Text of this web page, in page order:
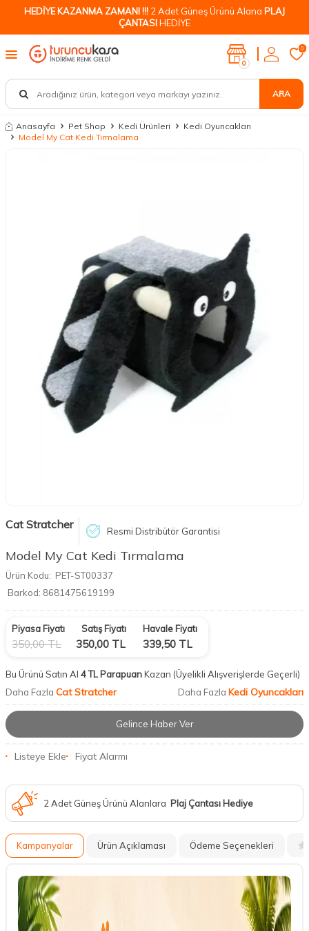
HEDİYE KAZANMA ZAMANI !!! 2 Adet Güneş Ürünü Alana PLAJ
ÇANTASIHEDİYE
ARA
0
0
Anasayfa Pet Shop Kedi Ürünleri
Kedi Oyuncakları
Model My Cat Kedi Tırmalama
Cat Stratcher Resmi Distribütör Garantisi
Model My Cat Kedi Tırmalama
Ürün Kodu: PET-ST00337
Barkod: 8681475619199
Piyasa Fiyatı
350,00TL
Satış Fiyatı
350,00 TL
Havale Fiyatı
339,50 TL
Bu Ürünü Satın Al 4 TL ParapuanKazan (Üyelikli Alışverişlerde Geçerli)
Daha Fazla Cat Stratcher Daha Fazla Kedi Oyuncakları
Gelince Haber Ver
Listeye Ekle Fiyat Alarmı
2 Adet Güneş Ürünü Alanlara Plaj Çantası Hediye
Kampanyalar Ürün Açıklaması Ödeme Seçenekleri